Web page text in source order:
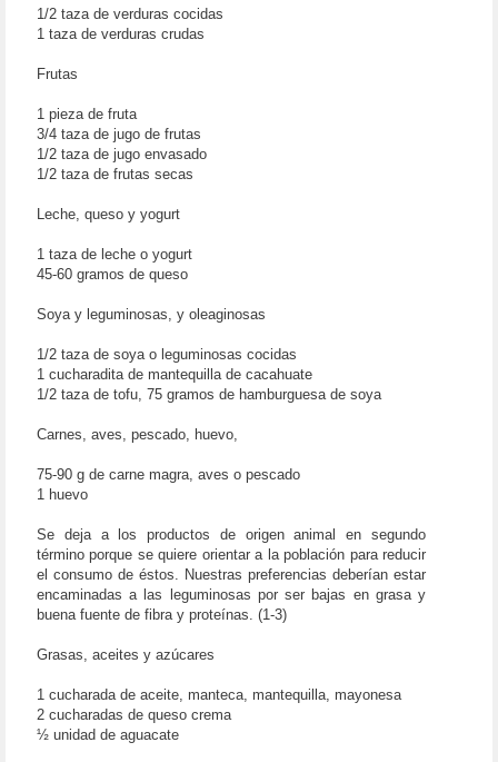
1/2 taza de verduras cocidas
1 taza de verduras crudas
Frutas
1 pieza de fruta
3/4 taza de jugo de frutas
1/2 taza de jugo envasado
1/2 taza de frutas secas
Leche, queso y yogurt
1 taza de leche o yogurt
45-60 gramos de queso
Soya y leguminosas, y oleaginosas
1/2 taza de soya o leguminosas cocidas
1 cucharadita de mantequilla de cacahuate
1/2 taza de tofu, 75 gramos de hamburguesa de soya
Carnes, aves, pescado, huevo,
75-90 g de carne magra, aves o pescado
1 huevo
Se deja a los productos de origen animal en segundo
término porque se quiere orientar a la población para reducir
el consumo de éstos. Nuestras preferencias deberían estar
encaminadas a las leguminosas por ser bajas en grasa y
buena fuente de fibra y proteínas. (1-3)
Grasas, aceites y azúcares
1 cucharada de aceite, manteca, mantequilla, mayonesa
2 cucharadas de queso crema
½ unidad de aguacate